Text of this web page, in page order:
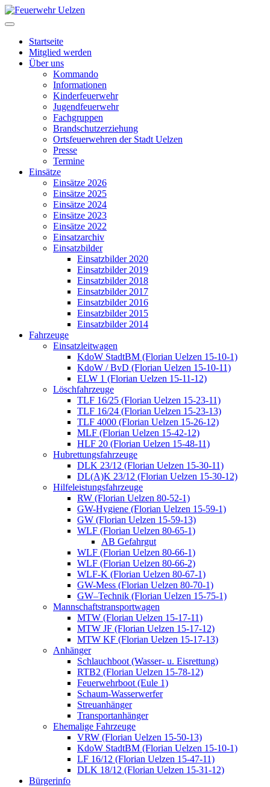
Startseite
Mitglied werden
Über uns
Kommando
Informationen
Kinderfeuerwehr
Jugendfeuerwehr
Fachgruppen
Brandschutzerziehung
Ortsfeuerwehren der Stadt Uelzen
Presse
Termine
Einsätze
Einsätze 2026
Einsätze 2025
Einsätze 2024
Einsätze 2023
Einsätze 2022
Einsatzarchiv
Einsatzbilder
Einsatzbilder 2020
Einsatzbilder 2019
Einsatzbilder 2018
Einsatzbilder 2017
Einsatzbilder 2016
Einsatzbilder 2015
Einsatzbilder 2014
Fahrzeuge
Einsatzleitwagen
KdoW StadtBM (Florian Uelzen 15-10-1)
KdoW / BvD (Florian Uelzen 15-10-11)
ELW 1 (Florian Uelzen 15-11-12)
Löschfahrzeuge
TLF 16/25 (Florian Uelzen 15-23-11)
TLF 16/24 (Florian Uelzen 15-23-13)
TLF 4000 (Florian Uelzen 15-26-12)
MLF (Florian Uelzen 15-42-12)
HLF 20 (Florian Uelzen 15-48-11)
Hubrettungsfahrzeuge
DLK 23/12 (Florian Uelzen 15-30-11)
DL(A)K 23/12 (Florian Uelzen 15-30-12)
Hilfeleistungsfahrzeuge
RW (Florian Uelzen 80-52-1)
GW-Hygiene (Florian Uelzen 15-59-1)
GW (Florian Uelzen 15-59-13)
WLF (Florian Uelzen 80-65-1)
AB Gefahrgut
WLF (Florian Uelzen 80-66-1)
WLF (Florian Uelzen 80-66-2)
WLF-K (Florian Uelzen 80-67-1)
GW-Mess (Florian Uelzen 80-70-1)
GW–Technik (Florian Uelzen 15-75-1)
Mannschaftstransportwagen
MTW (Florian Uelzen 15-17-11)
MTW JF (Florian Uelzen 15-17-12)
MTW KF (Florian Uelzen 15-17-13)
Anhänger
Schlauchboot (Wasser- u. Eisrettung)
RTB2 (Florian Uelzen 15-78-12)
Feuerwehrboot (Eule 1)
Schaum-Wasserwerfer
Streuanhänger
Transportanhänger
Ehemalige Fahrzeuge
VRW (Florian Uelzen 15-50-13)
KdoW StadtBM (Florian Uelzen 15-10-1)
LF 16/12 (Florian Uelzen 15-47-11)
DLK 18/12 (Florian Uelzen 15-31-12)
Bürgerinfo